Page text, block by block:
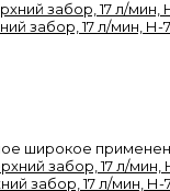
забор, 17 л/мин, Н-
широкое
забор, 17 л/мин, Н-